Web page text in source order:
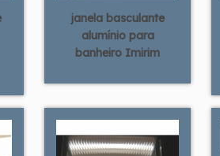
janela basculante
alumínio para
banheiro Imirim